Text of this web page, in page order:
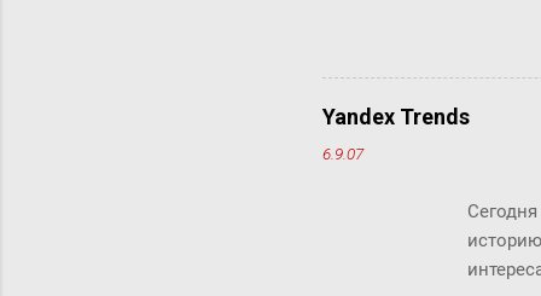
ответить «да» или
задам тебе простой
отвечай ― да или нет? У
свой вопрос: ты
Yandex Trends
6.9.07